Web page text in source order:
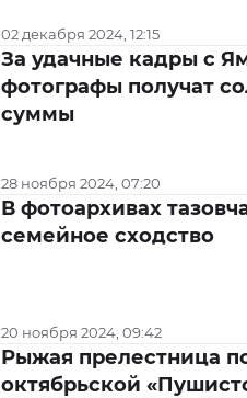
02 декабря 2024, 12:15
За удачные кадры с
фотографы получат
суммы
28 ноября 2024, 07:20
В фотоархивах
семейное сходство
20 ноября 2024, 09:42
Рыжая прелестница
октябрьской